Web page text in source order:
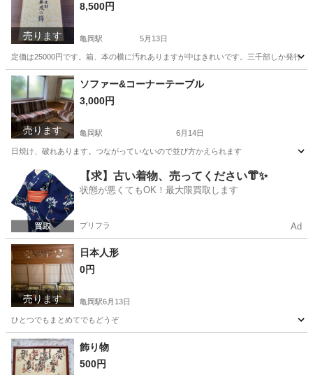
売ります
8,500円
亀岡駅 5月13日
定価は25000円です。箱、本の横に汚れありますが中はきれいです。三千部しか発行さ
京都 亀岡市 歴史、心理、教育
売ります
ソファー&コーナーテーブル
3,000円
亀岡駅 6月14日
日焼け、破れあります。つながっていないので並び方かえられます
京都 亀岡市 亀岡駅 ソファ
【求】古い着物、売ってください👘✨
状態が悪くてもOK！最大限買取します
プリフラ Ad
売ります
日本人形
0円
亀岡駅6月13日
ひとつでもまとめてでもどうぞ
京都 亀岡市 亀岡駅
飾り物
500円